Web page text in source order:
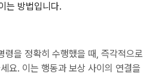
는 방법입니다.
령을 정확히 수행했을 때, 즉각적으로
요. 이는 행동과 보상 사이의 연결을